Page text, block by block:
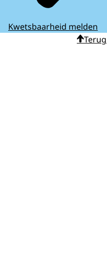
Kwetsbaarheid melden